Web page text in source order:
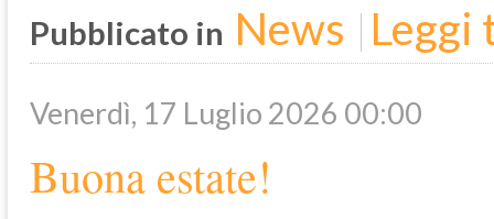
Pubblicato in News Leggi
Venerdì, 17 Luglio 2026 00:00
Buona estate!